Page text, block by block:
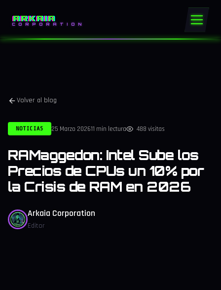
ARKAIA
CORPORATION
Volver al blog
NOTICIAS 25 Marzo 202611 min lectura 488 visitas
RAMaggedon: Intel Sube los
Precios de CPUs un 10% por
la Crisis de RAM en 2026
Arkaia Corporation
Editor